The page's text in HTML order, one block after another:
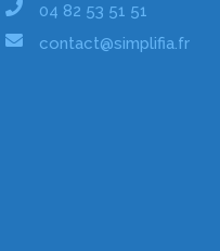
04 82 53 51 51
contact@simplifia.fr